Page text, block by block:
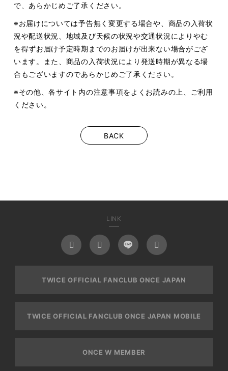
で、あらかじめご了承ください。
※お届けについては予告無く変更する場合や、商品の入荷状
況や配送状況、地域及び天候の状況や交通状況によりやむ
を得ずお届け予定時期までのお届けが出来ない場合がござ
います。また、商品の入荷状況により発送時期が異なる場
合もございますのであらかじめご了承ください。
※その他、各サイト内の注意事項をよくお読みの上、ご利用
ください。
BACK
LINK
TWICE OFFICIAL FANCLUB ONCE JAPAN
TWICE OFFICIAL FANCLUB ONCE JAPAN MOBILE
ONCE W MEMBER